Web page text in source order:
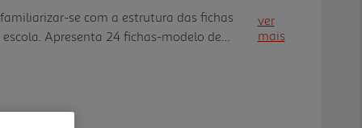
se com a estrutura das fichas
Apresenta 24 fichas-modelo de
do Meio e Artes Visuais com as respetivas
o teste. Contém os conteúdos
manuais mais utilizados nas escolas
ver
mais